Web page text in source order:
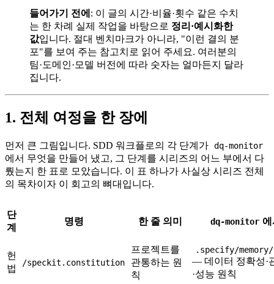
들어가기 전에 : 이 글의 시간·비율·횟수 같은 수치
는 한 차례 실제 작업을 바탕으로 정리·예시화한
값입니다. 절대 벤치마크가 아니라, "이런 결의 분
포"를 보여 주는 참고치로 읽어 주세요. 여러분의
팀·도메인·모델 버전에 따라 숫자는 얼마든지 달라
집니다.
1. 전체 여정을 한 장에
먼저 큰 그림입니다. SDD 워크플로의 각 단계가 dq-monitor
에서 무엇을 만들어 냈고, 그 단계를 시리즈의 어느 부에서 다
뤘는지 한 표로 모았습니다. 이 표 하나가 사실상 시리즈 전체
의 목차이자 이 회고의 뼈대입니다.
단
계
명령 한 줄 의미 dq-monitor
헌
법
/speckit.constitution
프로젝트를
관통하는 원
칙
.specify/
— 데이터 정확성·
·성능 원칙